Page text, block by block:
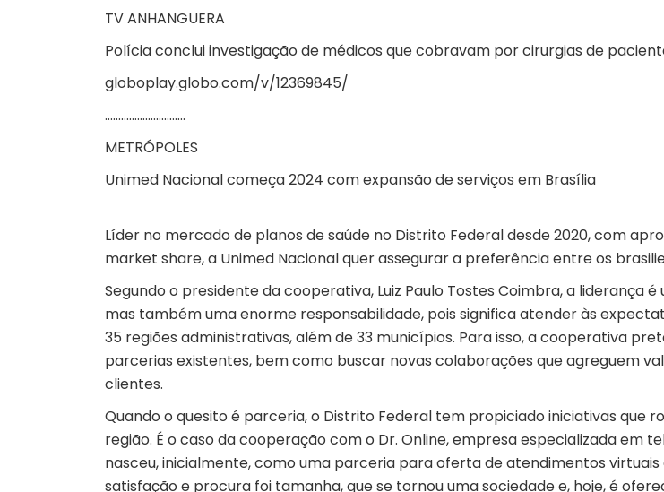
TV ANHANGUERA
Polícia conclui investigação de médicos que cobravam por cirurgias de
globoplay.globo.com/v/12369845/
…………………………
METRÓPOLES
Unimed Nacional começa 2024 com expansão de serviços em Brasília
Líder no mercado de planos de saúde no Distrito Federal desde 2020, com
market share, a Unimed Nacional quer assegurar a preferência entre os
Segundo o presidente da cooperativa, Luiz Paulo Tostes Coimbra, a liderança
mas também uma enorme responsabilidade, pois significa atender às
35 regiões administrativas, além de 33 municípios. Para isso, a cooperativa
parcerias existentes, bem como buscar novas colaborações que agreguem
clientes.
Quando o quesito é parceria, o Distrito Federal tem propiciado iniciativas que
região. É o caso da cooperação com o Dr. Online, empresa especializada em
nasceu, inicialmente, como uma parceria para oferta de atendimentos virtuais
satisfação e procura foi tamanha, que se tornou uma sociedade e, hoje, é